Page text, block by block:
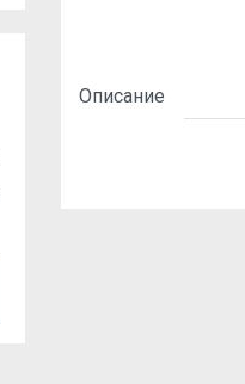
Описание